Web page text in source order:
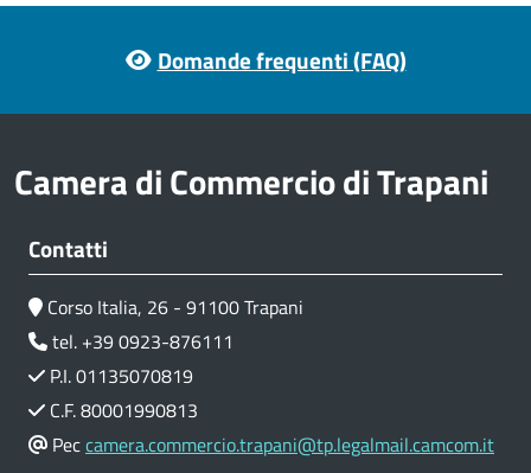
Domande frequenti (FAQ)
Camera di Commercio di Trapani
Contatti
Corso Italia, 26 - 91100 Trapani
tel. +39 0923-876111
P.I. 01135070819
C.F. 80001990813
Peccamera.commercio.trapani@tp.legalmail.camcom.it